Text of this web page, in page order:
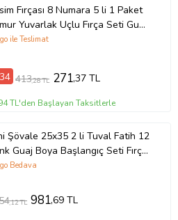
katkı sağlar. - Güzel UV boya
rahat kontrol ile tamamlanan iyi
bakır yüksükler, Boyama
Fırçası 8 Numara 5 li 1 Paket
Yuvarlak Uçlu Fırça Seti Guaj
Akrilik Yağlı Boya Fırçaları
ile Teslimat
413,28 TL 271,37 TL
TL'den Başlayan Taksitlerle
Şövale 25x35 2 li Tuval Fatih 12
Guaj Boya Başlangıç Seti Fırça
Ponpon Temizleme Kabı
Bedava
,12 TL 981,69 TL